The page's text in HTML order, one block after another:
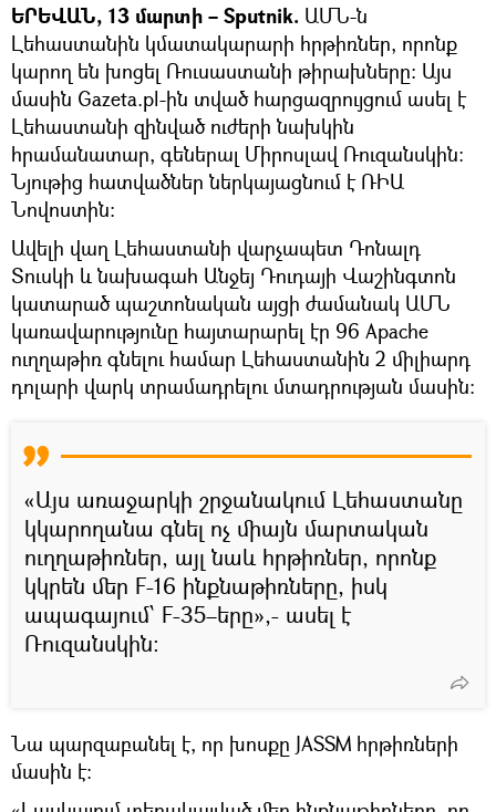
ԵՐԵՎԱՆ, 13 մարտի – Sputnik. ԱՄՆ-ն
Լեհաստանին կմատակարարի հրթիռներ, որոնք
կարող են խոցել Ռուսաստանի թիրախները։ Այս
մասին Gazeta.pl-ին տված հարցազրույցում ասել է
Լեհաստանի զինված ուժերի նախկին
հրամանատար, գեներալ Միրոսլավ Ռուզանսկին։
Նյութից հատվածներ ներկայացնում է ՌԻԱ
Նովոստին։
Ավելի վաղ Լեհաստանի վարչապետ Դոնալդ
Տուսկի և նախագահ Անջեյ Դուդայի Վաշինգտոն
կատարած պաշտոնական այցի ժամանակ ԱՄՆ
կառավարությունը հայտարարել էր 96 Apache
ուղղաթիռ գնելու համար Լեհաստանին 2 միլիարդ
դոլարի վարկ տրամադրելու մտադրության մասին։
«Այս առաջարկի շրջանակում Լեհաստանը
կկարողանա գնել ոչ միայն մարտական ​​
ուղղաթիռներ, այլ նաև հրթիռներ, որոնք
կկրեն մեր F-16 ինքնաթիռները, իսկ
ապագայում՝ F-35–երը»,- ասել է
Ռուզանսկին։
Նա պարզաբանել է, որ խոսքը JASSM հրթիռների
մասին է։